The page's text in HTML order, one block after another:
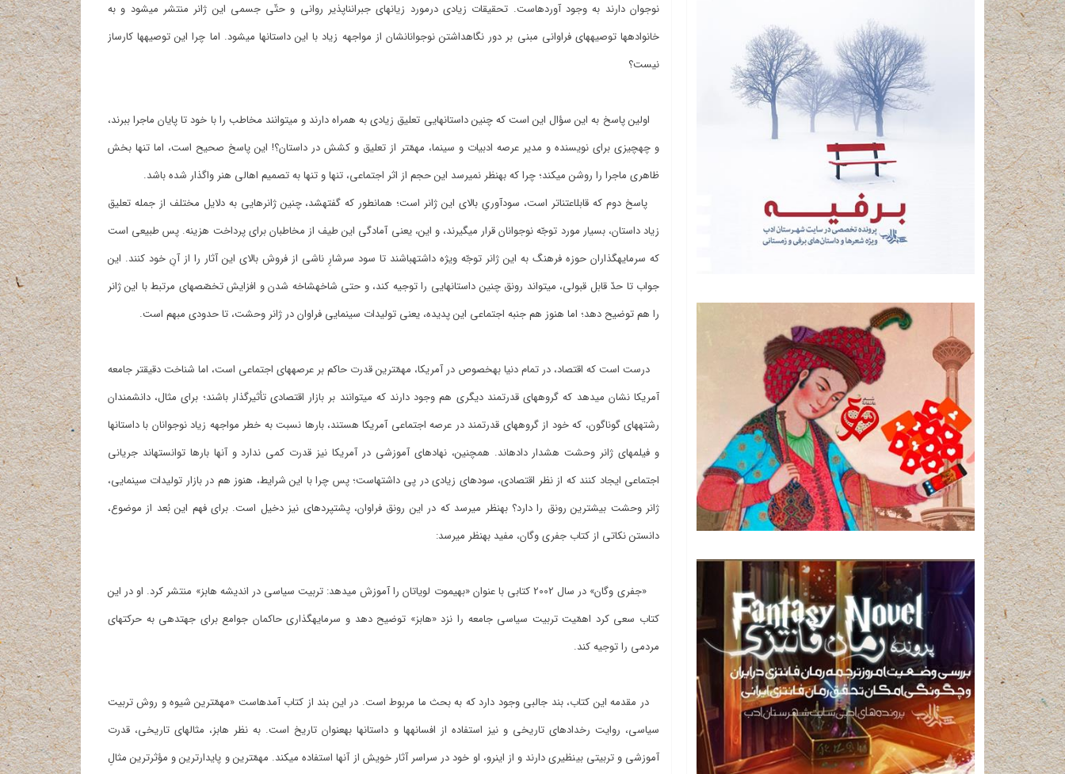
نوجوان دارند به‎ وجود آورده‎است. تحقیقات زیادی درمورد زیان‎های جبران‎ناپذیر روانی و حتّی جسمی این ژانر منتشر می‎شود و به
خانواده‎ها توصیه‎های فراوانی مبنی بر دور نگاه‎داشتن نوجوانانشان از مواجهه زیاد با این داستان‎ها می‎شود. اما چرا این توصیه‎ها کارساز
نیست؟
اولین پاسخ به این سؤال این است که چنین داستان‎هایی تعلیق زیادی به همراه دارند و می‎توانند مخاطب را با خود تا پایان ماجرا ببرند،
و چه‎چیزی برای نویسنده و مدیر عرصه ادبیات و سینما، مهمّ‎تر از تعلیق و کشش در داستان؟! این پاسخ صحیح است، اما تنها بخش
ظاهری ماجرا را روشن می‎کند؛ چرا که به‎نظر نمی‎رسد این حجم از اثر اجتماعی، تنها و تنها به تصمیم اهالی هنر واگذار شده باشد.
پاسخ دوم که قابل‎اعتناتر است، سودآوریِ بالای این ژانر است؛ همان‎طور که گفته‎شد، چنین ژانرهایی به دلایل مختلف از جمله تعلیق
زیاد داستان، بسیار مورد توجّه نوجوانان قرار می‎گیرند، و این، یعنی آمادگی این طیف از مخاطبان برای پرداخت هزینه. پس طبیعی است
که سرمایه‎گذاران حوزه فرهنگ به این ژانر توجّه ویژه داشته‎باشند تا سود سرشارِ ناشی از فروش بالای این آثار را از آنِ خود کنند. این
جواب تا حدّ قابل قبولی، می‎تواند رونق چنین داستان‎هایی را توجیه کند، و حتی شاخه‎شاخه ‎شدن و افزایش تخصّص‎های مرتبط با این ژانر
را هم توضیح دهد؛ اما هنوز هم جنبه اجتماعی این پدیده، یعنی تولیدات سینمایی فراوان در ژانر وحشت، تا حدودی مبهم است.
درست است که اقتصاد، در تمام دنیا به‎خصوص در آمریکا، مهمّ‎ترین قدرت حاکم بر عرصه‎های اجتماعی است، اما شناخت دقیق‎تر جامعه
آمریکا نشان می‎دهد که گروه‎های قدرتمند دیگری هم وجود دارند که می‎توانند بر بازار اقتصادی تأثیرگذار باشند؛ برای مثال، دانشمندان
رشته‎های گوناگون، که خود از گروه‎های قدرتمند در عرصه اجتماعی آمریکا هستند، بارها نسبت به خطر مواجهه زیاد نوجوانان با داستان‎ها
و فیلم‎های ژانر وحشت هشدار داده‎اند. همچنین، نهادهای آموزشی در آمریکا نیز قدرت کمی ندارد و آنها بارها توانسته‎اند جریانی
اجتماعی ایجاد کنند که از نظر اقتصادی، سودهای زیادی در پی داشته‎است؛ پس چرا با این شرایط، هنوز هم در بازار تولیدات سینمایی،
ژانر وحشت بیشترین رونق را دارد؟ به‎نظر می‎رسد که در این رونق فراوان، پشت‎پرده‎ای نیز دخیل است. برای فهم این بُعد از موضوع،
دانستن نکاتی از کتاب جفری وگان، مفید به‎نظر می‎رسد:
«جفری وگان» در سال 2002 کتابی با عنوان «بهیموت لویاتان را آموزش می‎دهد: تربیت سیاسی در اندیشه هابز» منتشر کرد. او در این
کتاب سعی‎ کرد اهمّیت تربیت سیاسی جامعه را نزد «هابز» توضیح دهد و سرمایه‎گذاری حاکمان جوامع برای جهت‎دهی به حرکت‎های
مردمی را توجیه‎ کند.
در مقدمه این کتاب، بند جالبی وجود دارد که به بحث ما مربوط است. در این بند از کتاب آمده‎است «مهمّ‎ترین شیوه و روش تربیت
سیاسی، روایت رخدادهای تاریخی و نیز استفاده از افسانه‎ها و داستان‎ها به‎عنوان تاریخ است. به نظر هابز، مثال‎های تاریخی، قدرت
آموزشی و تربیتی بی‎نظیری دارند و از این‎رو، او خود در سراسر آثار خویش از آن‎ها استفاده می‎کند. مهمّ‎ترین و پایدارترین و مؤثرترین مثالِ